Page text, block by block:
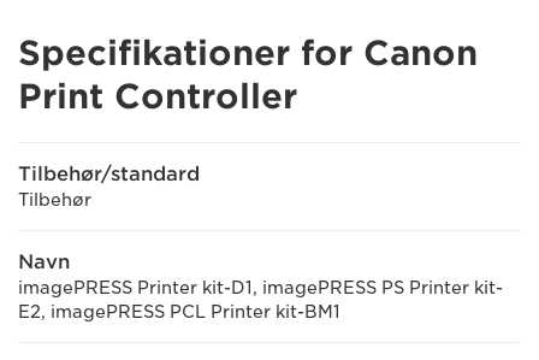
Specifikationer for Canon
Print Controller
Tilbehør/standard
Tilbehør
Navn
imagePRESS Printer kit-D1, imagePRESS PS Printer kit-
E2, imagePRESS PCL Printer kit-BM1